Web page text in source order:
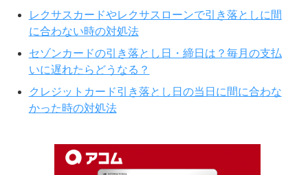
レクサスカードやレクサスローンで引き落としに間
に合わない時の対処法
セゾンカードの引き落とし日・締日は？毎月の支払
いに遅れたらどうなる？
クレジットカード引き落とし日の当日に間に合わな
かった時の対処法